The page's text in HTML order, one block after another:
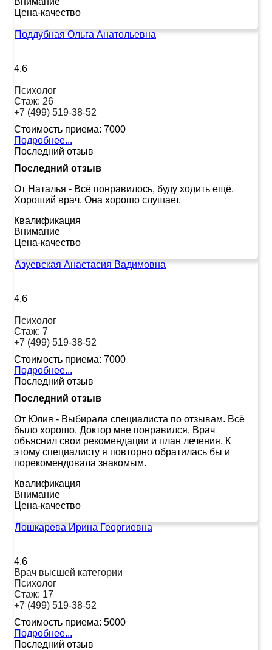
Цена-качество
Поддубная Ольга Анатольевна
4.6
Психолог
Стаж: 26
+7 (499) 519-38-52
Стоимость приема: 7000
Подробнее...
Последний отзыв
Последний отзыв
От Наталья - Всё понравилось, буду ходить ещё.
Хороший врач. Она хорошо слушает.
Квалификация
Внимание
Цена-качество
Азуевская Анастасия Вадимовна
4.6
Психолог
Стаж: 7
+7 (499) 519-38-52
Стоимость приема: 7000
Подробнее...
Последний отзыв
Последний отзыв
От Юлия - Выбирала специалиста по отзывам. Всё
было хорошо. Доктор мне понравился. Врач
объяснил свои рекомендации и план лечения. К
этому специалисту я повторно обратилась бы и
порекомендовала знакомым.
Квалификация
Внимание
Цена-качество
Лошкарева Ирина Георгиевна
4.6
Врач высшей категории
Психолог
Стаж: 17
+7 (499) 519-38-52
Стоимость приема: 5000
Подробнее...
Последний отзыв